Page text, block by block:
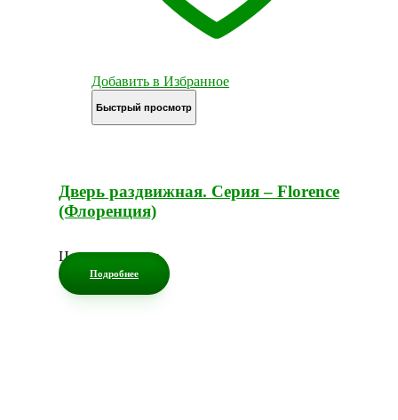
Добавить в Избранное
Быстрый просмотр
Дверь раздвижная. Серия – Florence
(Флоренция)
Цена по запросу
Подробнее